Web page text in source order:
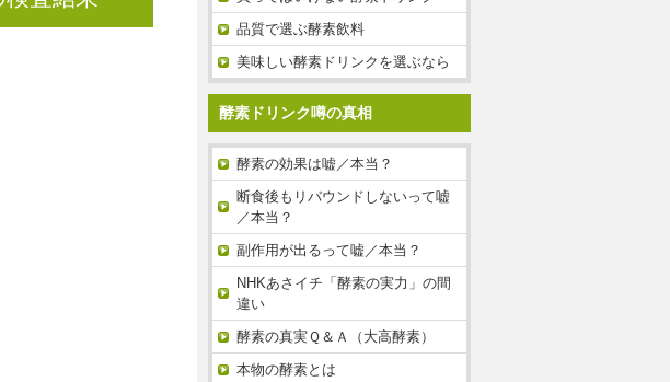
品質で選ぶ酵素飲料
美味しい酵素ドリンクを選ぶなら
酵素ドリンク噂の真相
酵素の効果は嘘／本当？
断食後もリバウンドしないって嘘
／本当？
副作用が出るって嘘／本当？
NHKあさイチ「酵素の実力」の間
違い
酵素の真実Ｑ＆Ａ（大高酵素）
本物の酵素とは